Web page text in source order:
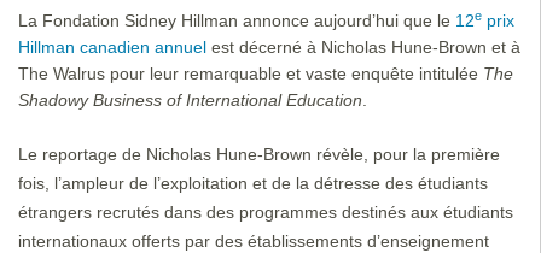
La Fondation Sidney Hillman annonce aujourd’hui que le 12e prix
Hillman canadien annuel est décerné à Nicholas Hune-Brown et à
The Walrus pour leur remarquable et vaste enquête intitulée The
Shadowy Business of International Education
Le reportage de Nicholas Hune-Brown révèle, pour la première
fois, l’ampleur de l’exploitation et de la détresse des étudiants
étrangers recrutés dans des programmes destinés aux étudiants
internationaux offerts par des établissements d’enseignement